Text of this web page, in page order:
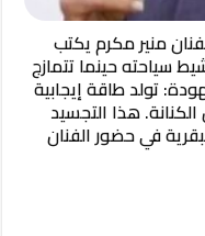
منير مكرم يكتب
سياحته ​حينما تتمازج
تولد طاقة إيجابية
هذا التجسيد
في حضور الفنان